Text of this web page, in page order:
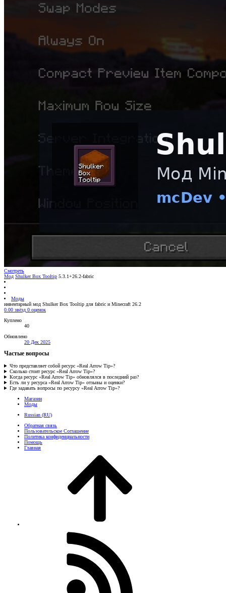
Смотреть
Мод Shulker Box Tooltip 5.3.1+26.2-fabric
Моды
инвентарный мод Shulker Box Tooltip для fabric и Minecraft 26.2
0.00 звёзд 0 оценок
Куплено
40
Обновлено
20 Дек 2025
Частые вопросы
Что представляет собой ресурс «Real Arrow Tip»?
Сколько стоит ресурс «Real Arrow Tip»?
Когда ресурс «Real Arrow Tip» обновлялся в последний раз?
Есть ли у ресурса «Real Arrow Tip» отзывы и оценки?
Где задавать вопросы по ресурсу «Real Arrow Tip»?
Магазин
Моды
Russian (RU)
Обратная связь
Пользовательское Соглашение
Политика конфиденциальности
Помощь
Главная